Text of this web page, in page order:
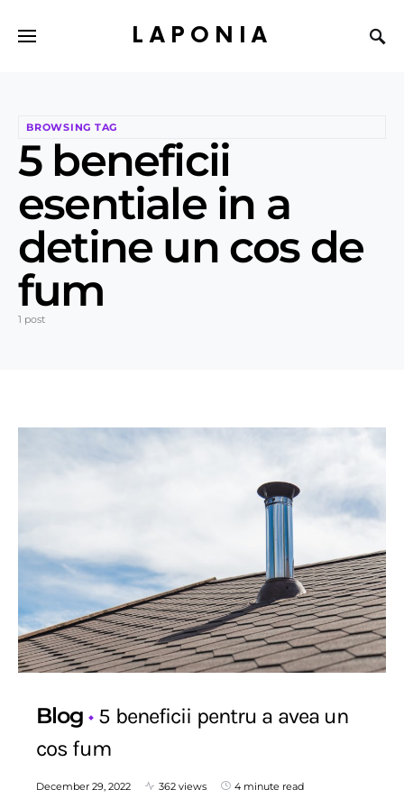
LAPONIA
BROWSING TAG
5 beneficii
esentiale in a
detine un cos de
fum
1 post
Blog
5 beneficii pentru a avea un
cos fum
December 29, 2022 362 views 4 minute read